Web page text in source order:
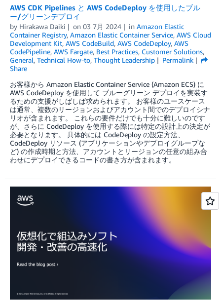
AWS CDK Pipelines と AWS CodeDeploy を使用したブル
ー/グリーンデプロイ
by Hirakawa Daiki on 03 7月 2024 in Amazon Elastic
Container Registry, Amazon Elastic Container Service, AWS Cloud
Development Kit, AWS CodeBuild, AWS CodeDeploy, AWS
CodePipeline, AWS Fargate, Best Practices, Customer Solutions,
General, Technical How-to, Thought Leadership
Permalink
Share
お客様から Amazon Elastic Container Service (Amazon ECS) に
AWS CodeDeploy を使用して ブルーグリーン デプロイを実装す
るための支援がしばしば求められます。 お客様のユースケース
は通常、複数のリージョンおよびアカウント間でのデプロイシナ
リオが含まれます。 これらの要件だけでも十分に難しいのです
が、さらに CodeDeploy を使用する際には特定の設計上の決定が
必要となります。 具体的には CodeDeploy の設定方法、
CodeDeploy リソース (アプリケーションやデプロイグループな
ど) の作成時期と方法、アカウントとリージョンの任意の組み合
わせにデプロイできるコードの書き方が含まれます。